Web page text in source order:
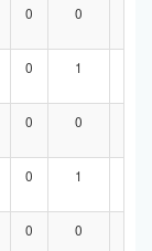
0 0
0 1
0 0
0 1
0 0